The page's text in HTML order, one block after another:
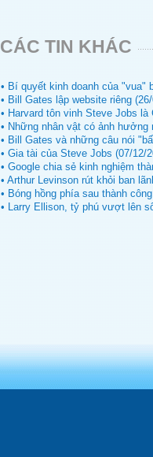
CÁC TIN KHÁC
• Bí quyết kinh doanh của "vua"
• Bill Gates lập website riêng
• Harvard tôn vinh Steve Jobs là
• Những nhân vật có ảnh hưởng
• Bill Gates và những câu nói
• Gia tài của Steve Jobs (07/12/
• Google chia sẻ kinh nghiệm
• Arthur Levinson rút khỏi ban
• Bóng hồng phía sau thành
• Larry Ellison, tỷ phú vượt lên